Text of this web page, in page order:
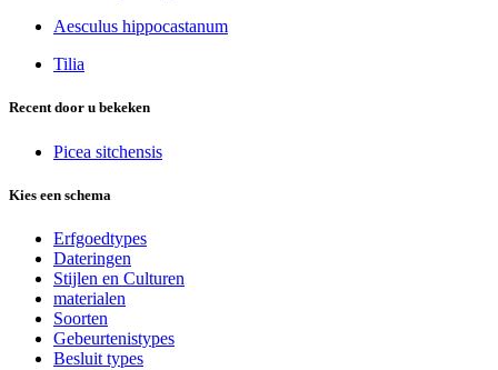
Aesculus hippocastanum
Tilia
Recent door u bekeken
Picea sitchensis
Kies een schema
Erfgoedtypes
Dateringen
Stijlen en Culturen
materialen
Soorten
Gebeurtenistypes
Besluit types